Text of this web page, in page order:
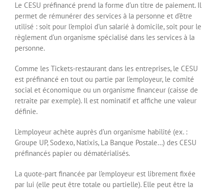
Le CESU préfinancé prend la forme d’un titre de paiement. Il
permet de rémunérer des services à la personne et d’être
utilisé : soit pour l’emploi d’un salarié à domicile, soit pour le
règlement d’un organisme spécialisé dans les services à la
personne.
Comme les Tickets-restaurant dans les entreprises, le CESU
est préfinancé en tout ou partie par l’employeur, le comité
social et économique ou un organisme financeur (caisse de
retraite par exemple). Il est nominatif et affiche une valeur
définie.
L’employeur achète auprès d’un organisme habilité (ex. :
Groupe UP, Sodexo, Natixis, La Banque Postale…) des CESU
préfinancés papier ou dématérialisés.
La quote-part financée par l’employeur est librement fixée
par lui (elle peut être totale ou partielle). Elle peut être la